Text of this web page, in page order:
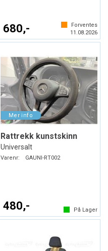
680,-
Forventes
11.08.2026
Rattrekk kunstskinn
Universalt
Varenr: GAUNI-RT002
480,- På Lager